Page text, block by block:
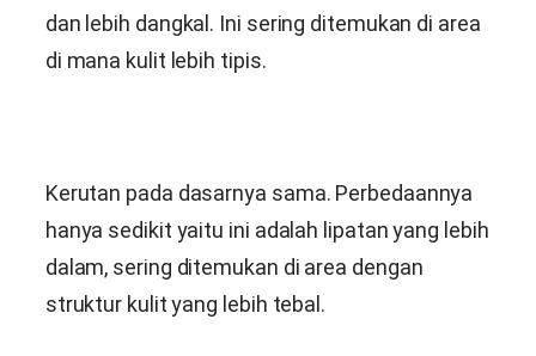
dan lebih dangkal. Ini sering ditemukan di area
di mana kulit lebih tipis.
Kerutan pada dasarnya sama. Perbedaannya
hanya sedikit yaitu ini adalah lipatan yang lebih
dalam, sering ditemukan di area dengan
struktur kulit yang lebih tebal.